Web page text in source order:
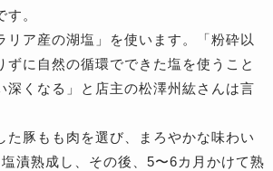
。
リア産の湖塩」を使います。「粉砕以
ずに自然の循環でできた塩を使うこと
深くなる」と店主の松澤州紘さんは言
た豚もも肉を選び、まろやかな味わい
漬熟成し、その後、5〜6カ月かけて熟